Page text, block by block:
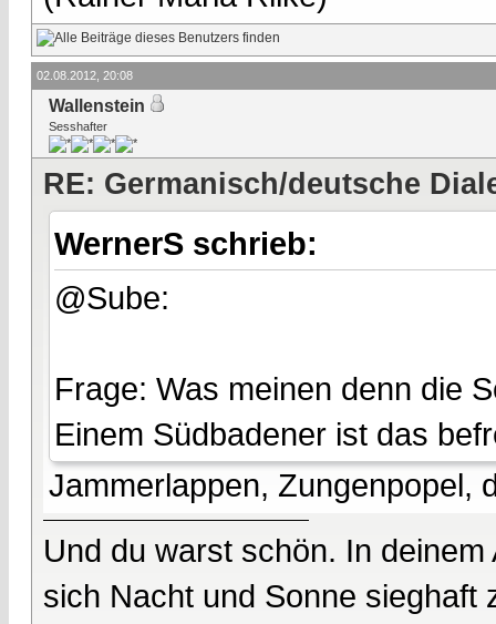
02.08.2012, 20:08
Wallenstein
Sesshafter
RE: Germanisch/deutsche
WernerS schrieb:
@Sube:
Frage: Was meinen denn die
Einem Südbadener ist das
Jammerlappen, Zungenpopel,
Und du warst schön. In deinem
sich Nacht und Sonne sieghaft